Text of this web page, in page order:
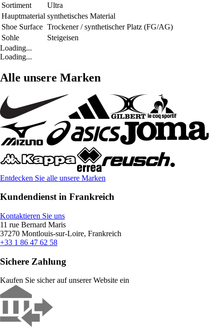
Sortiment
Ultra
Hauptmaterial synthetisches Material
Shoe Surface Trockener / synthetischer Platz (FG/AG)
Sohle
Steigeisen
Loading...
Loading...
Alle unsere Marken
Entdecken Sie alle unsere Marken
Kundendienst in Frankreich
Kontaktieren Sie uns
11 rue Bernard Maris
37270 Montlouis-sur-Loire, Frankreich
+33 1 86 47 62 58
Sichere Zahlung
Kaufen Sie sicher auf unserer Website ein